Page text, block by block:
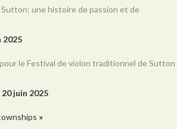
une histoire de passion et de
2025
le Festival de violon traditionnel de Sutton
20 juin 2025
»